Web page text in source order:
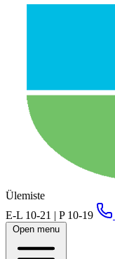
Ülemiste
E-L 10-21 | P 10-19
Open menu